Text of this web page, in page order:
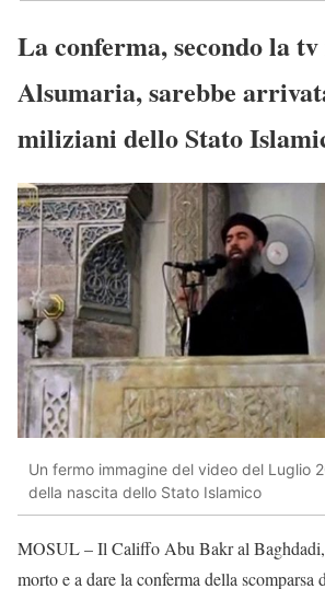
La conferma, secondo la
Alsumaria, sarebbe
miliziani dello Stato
Un fermo immagine del video del Luglio
della nascita dello Stato Islamico
MOSUL – Il Califfo Abu Bakr al Baghdadi,
morto e a dare la conferma della scomparsa